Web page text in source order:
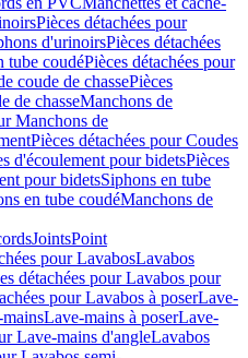
Pièces détachées pour
d'urinoirsPièces détachées
tube coudéPièces détachées pour
coude de chassePièces
de chasseManchons de
Manchons de
Pièces détachées pour Coudes
d'écoulement pour bidetsPièces
pour bidetsSiphons en tube
en tube coudéManchons de
JointsPoint
pour LavabosLavabos
détachées pour Lavabos pour
pour Lavabos à poserLave-
Lave-mains à poserLave-
Lave-mains d'angleLavabos